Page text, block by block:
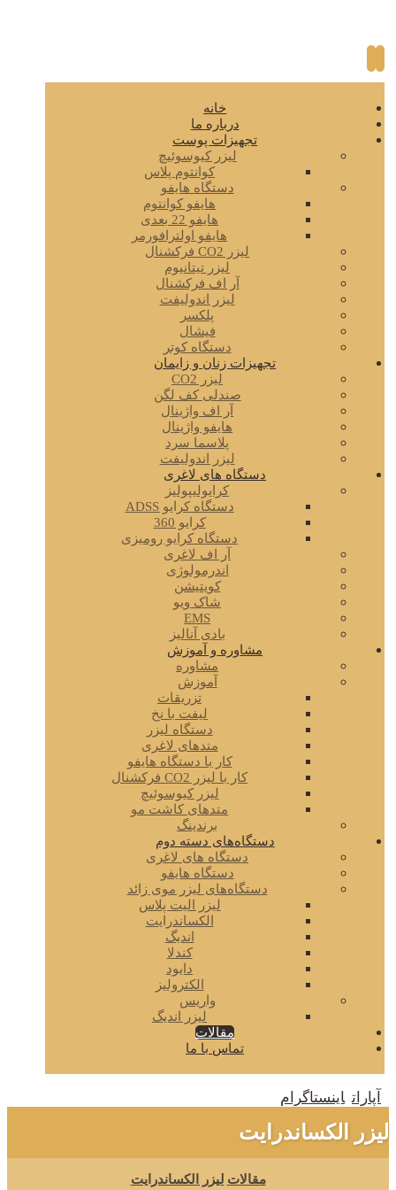
خانه
درباره ما
تجهیزات پوست
لیزر کیوسوئیچ
کوانتوم پلاس
دستگاه هایفو
هایفو کوانتوم
هایفو 22 بعدی
هایفو اولترافورمر
لیزر CO2 فرکشنال
لیزر تیتانیوم
آر اف فرکشنال
لیزر اندولیفت
پلکسر
فیشال
دستگاه کوتر
تجهیزات زنان و زایمان
لیزر CO2
صندلی کف لگن
آر اف واژینال
هایفو واژینال
پلاسما سرد
لیزر اندولیفت
دستگاه های لاغری
کرایولیپولیز
دستگاه کرایو ADSS
کرایو 360
دستگاه کرایو رومیزی
آر اف لاغری
اندرمولوژی
کویتیشن
شاک ویو
EMS
بادی آنالیز
مشاوره و آموزش
مشاوره
آموزش
تزریقات
لیفت با نخ
دستگاه لیزر
متدهای لاغری
کار با دستگاه هایفو
کار با لیزر CO2 فرکشنال
لیزر کیوسوئیچ
متدهای کاشت مو
برندینگ
دستگاه‌های دسته دوم
دستگاه های لاغری
دستگاه هایفو
دستگاه‌های لیزر موی زائد
لیزر الیت پلاس
الکساندرایت
اندیگ
کندلا
دایود
الکترولیز
واریس
لیزر اندیگ
مقالات
تماس با ما
آپارات اینستاگرام
لیزر الکساندرایت
مقالات لیزر الکساندرایت